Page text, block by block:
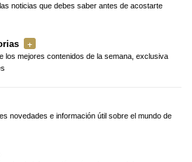
noticias que debes saber antes de acostarte
los mejores contenidos de la semana, exclusiva
novedades e información útil sobre el mundo de